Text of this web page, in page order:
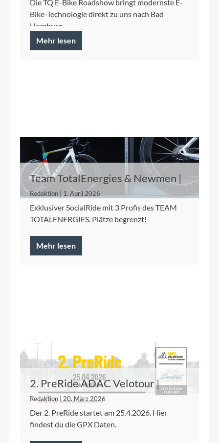
Die TQ E-Bike Roadshow bringt modernste E-
Bike-Technologie direkt zu uns nach Bad
Homburg.
Mehr lesen
Team TotalEnergies & Newmen |
29.04.2026
Redaktion | 1. April 2026
Exklusiver SocialRide mit 3 Profis des TEAM
TOTALENERGIES. Plätze begrenzt!
Mehr lesen
2. PreRide ADAC Velotour |
25.04.26
Redaktion | 20. März 2026
Der 2. PreRide startet am 25.4.2026. Hier
findest du die GPX Daten.